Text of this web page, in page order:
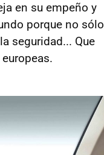
en su empeño y
porque no sólo
seguridad... Que